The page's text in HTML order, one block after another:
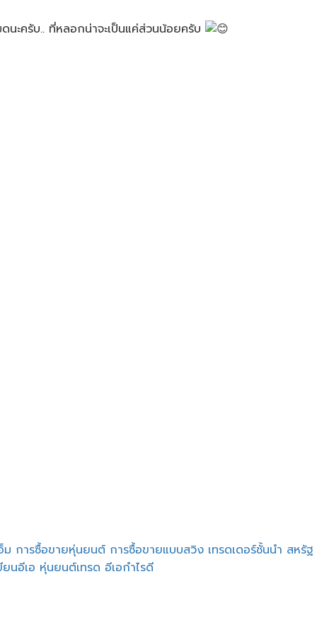
นะครับ.. ที่หลอกน่าจะเป็นแค่ส่วนน้อยครับ
ม การซื้อขายหุ่นยนต์ การซื้อขายแบบสวิง เทรดเดอร์ชั้นนำ สหรัฐ
นอีเอ หุ่นยนต์เทรด อีเอกำไรดี